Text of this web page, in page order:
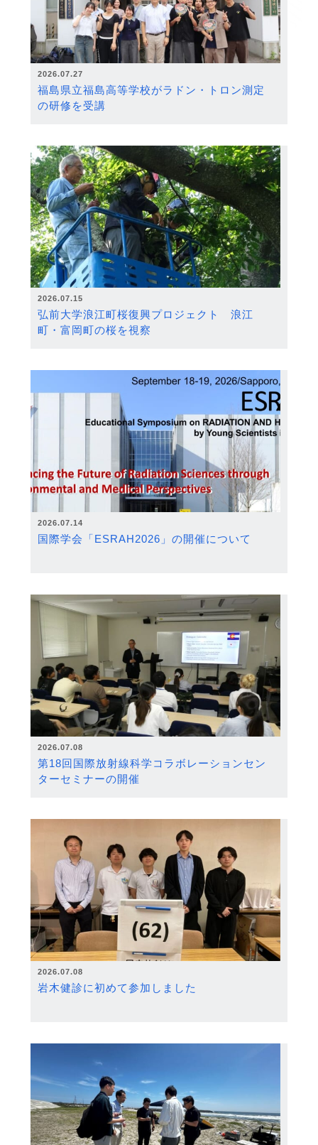
2026.07.27
福島県立福島高等学校がラドン・トロン測定
の研修を受講
2026.07.15
弘前大学浪江町桜復興プロジェクト 浪江
町・富岡町の桜を視察
2026.07.14
国際学会「ESRAH2026」の開催について
2026.07.08
第18回国際放射線科学コラボレーションセン
ターセミナーの開催
2026.07.08
岩木健診に初めて参加しました